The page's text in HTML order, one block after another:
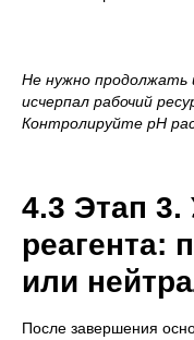
Не нужно продолжать
исчерпал рабочий
Контролируйте pH
4.3 Этап 3.
реагента:
или
После завершения